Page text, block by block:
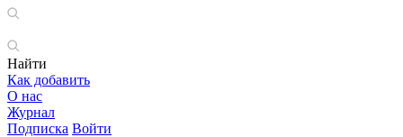
Найти
Как добавить
О нас
Журнал
Подписка Войти